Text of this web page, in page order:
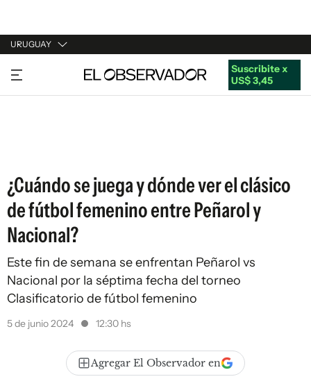
URUGUAY
URUGUAY
ARGENTINA
Suscribite x
US$ 3,45
¿Cuándo se juega y dónde ver el clásico
de fútbol femenino entre Peñarol y
Nacional?
Este fin de semana se enfrentan Peñarol vs
Nacional por la séptima fecha del torneo
Clasificatorio de fútbol femenino
5 de junio 2024 12:30 hs
Agregar El Observador en